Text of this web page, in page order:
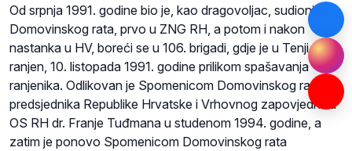
Od srpnja 1991. godine bio je, kao dragovoljac, sudionik
Domovinskog rata, prvo u ZNG RH, a potom i nakon
nastanka u HV, boreći se u 106. brigadi, gdje je u Tenji
ranjen, 10. listopada 1991. godine prilikom spašavanja
ranjenika. Odlikovan je Spomenicom Domovinskog rata od
predsjednika Republike Hrvatske i Vrhovnog zapovjednika
OS RH dr. Franje Tuđmana u studenom 1994. godine, a
zatim je ponovo Spomenicom Domovinskog rata